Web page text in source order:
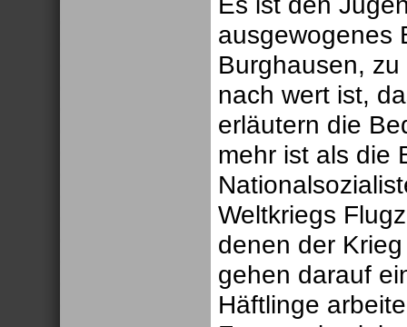
ausgewogenes
Burghausen,
nach wert ist,
erläutern die
mehr ist als die
Weltkriegs
denen der
gehen darauf
Häftlinge